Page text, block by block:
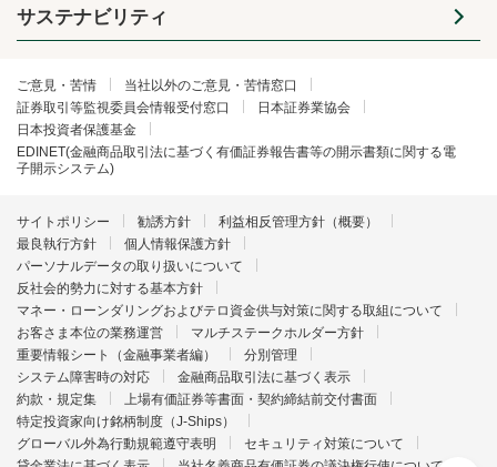
サステナビリティ
ご意見・苦情
当社以外のご意見・苦情窓口
証券取引等監視委員会情報受付窓口
日本証券業協会
日本投資者保護基金
EDINET(金融商品取引法に基づく有価証券報告書等の開示書類に関する電
子開示システム)
サイトポリシー 勧誘方針
利益相反管理方針（概要）
最良執行方針
個人情報保護方針
パーソナルデータの取り扱いについて
反社会的勢力に対する基本方針
マネー・ローンダリングおよびテロ資金供与対策に関する取組について
お客さま本位の業務運営
マルチステークホルダー方針
重要情報シート（金融事業者編）
分別管理
システム障害時の対応
金融商品取引法に基づく表示
約款・規定集
上場有価証券等書面・契約締結前交付書面
特定投資家向け銘柄制度（J-Ships）
グローバル外為行動規範遵守表明
セキュリティ対策について